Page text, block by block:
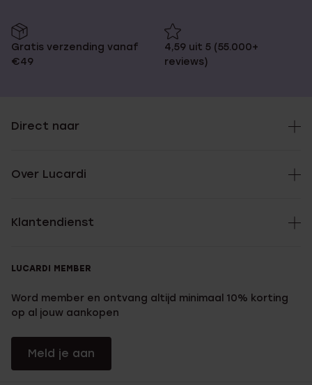
Gratis verzending vanaf
€49
4,59 uit 5 (55.000+
reviews)
Direct naar
Over Lucardi
Klantendienst
LUCARDI MEMBER
Word member en ontvang altijd minimaal 10% korting
op al jouw aankopen
Meld je aan